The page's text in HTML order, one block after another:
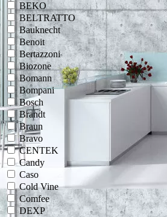
BEKO
BELTRATTO
Bauknecht
Benoit
Bertazzoni
Biozone
Bomann
Bompani
Bosch
Brandt
Braun
Bravo
CENTEK
Candy
Caso
Cold Vine
Comfee
DEXP